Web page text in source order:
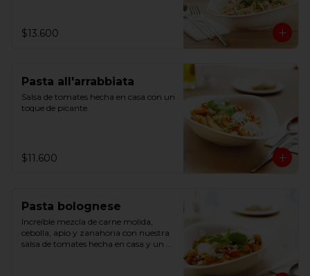
$13.600
Pasta all'arrabbiata
Salsa de tomates hecha en casa con un
toque de picante.
$11.600
Pasta bolognese
Increíble mezcla de carne molida,
cebolla, apio y zanahoria con nuestra
salsa de tomates hecha en casa y un